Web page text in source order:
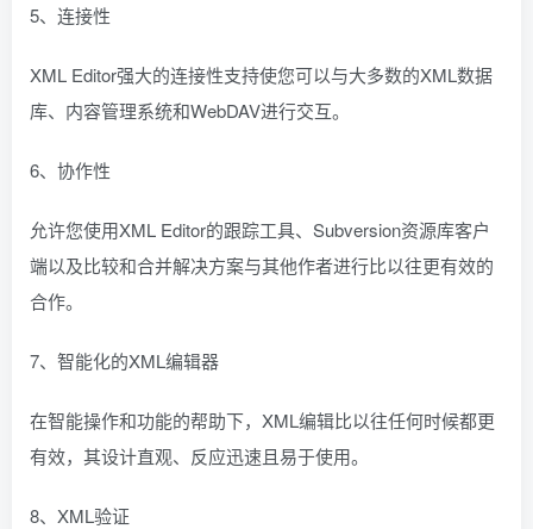
5、连接性
XML Editor强大的连接性支持使您可以与大多数的XML数据
库、内容管理系统和WebDAV进行交互。
6、协作性
允许您使用XML Editor的跟踪工具、Subversion资源库客户
端以及比较和合并解决方案与其他作者进行比以往更有效的
合作。
7、智能化的XML编辑器
在智能操作和功能的帮助下，XML编辑比以往任何时候都更
有效，其设计直观、反应迅速且易于使用。
8、XML验证